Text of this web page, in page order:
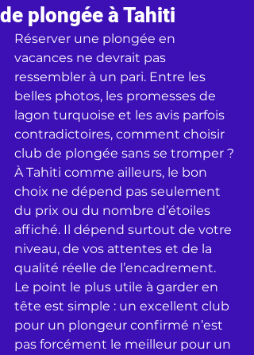
de plongée à Tahiti
Réserver une plongée en
vacances ne devrait pas
ressembler à un pari. Entre les
belles photos, les promesses de
lagon turquoise et les avis parfois
contradictoires, comment choisir
club de plongée sans se tromper ?
À Tahiti comme ailleurs, le bon
choix ne dépend pas seulement
du prix ou du nombre d’étoiles
affiché. Il dépend surtout de votre
niveau, de vos attentes et de la
qualité réelle de l’encadrement.
Le point le plus utile à garder en
tête est simple : un excellent club
pour un plongeur confirmé n’est
pas forcément le meilleur pour un